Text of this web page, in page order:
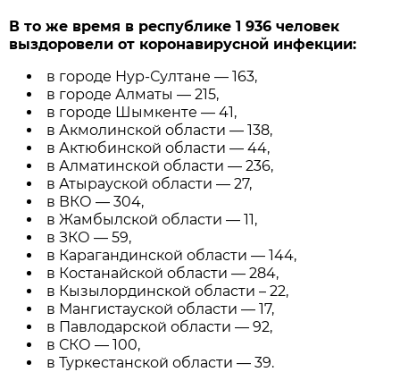
В то же время в республике 1 936 человек
выздоровели от коронавирусной инфекции:
в городе Нур-Султане — 163,
в городе Алматы — 215,
в городе Шымкенте — 41,
в Акмолинской области — 138,
в Актюбинской области — 44,
в Алматинской области — 236,
в Атырауской области — 27,
в ВКО — 304,
в Жамбылской области — 11,
в ЗКО — 59,
в Карагандинской области — 144,
в Костанайской области — 284,
в Кызылординской области – 22,
в Мангистауской области — 17,
в Павлодарской области — 92,
в СКО — 100,
в Туркестанской области — 39.